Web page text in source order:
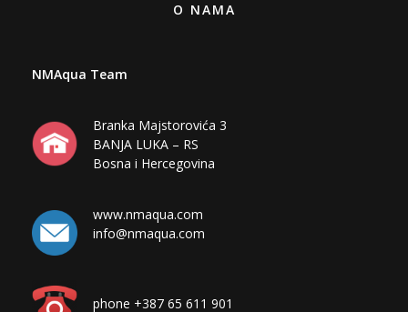
O NAMA
NMAqua Team
Branka Majstorovića 3
BANJA LUKA – RS
Bosna i Hercegovina
www.nmaqua.com
info@nmaqua.com
phone +387 65 611 901